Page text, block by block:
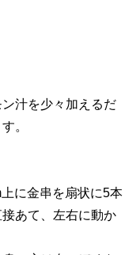
汁を少々加えるだ
。
に金串を扇状に5本
あて、左右に動か